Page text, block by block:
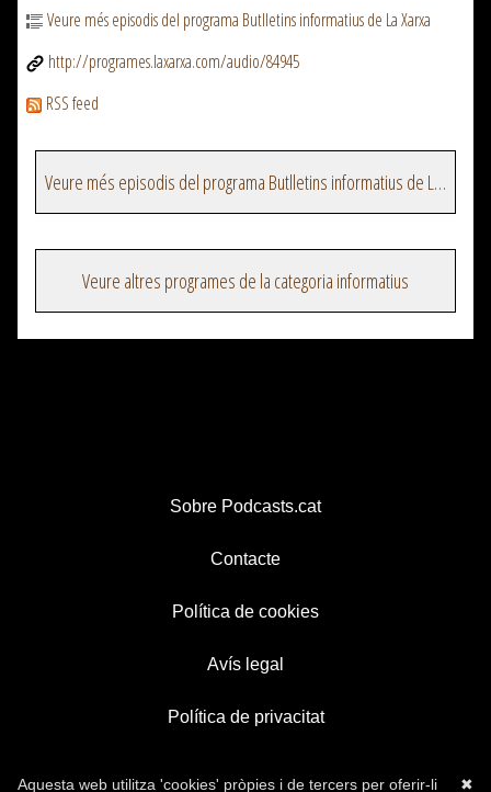
Veure més episodis del programa Butlletins informatius de La Xarxa
http://programes.laxarxa.com/audio/84945
RSS feed
Veure més episodis del programa Butlletins informatius de La Xarxa
Veure altres programes de la categoria informatius
Sobre Podcasts.cat
Contacte
Política de cookies
Avís legal
Política de privacitat
✖
Aquesta web utilitza 'cookies' pròpies i de tercers per oferir-li